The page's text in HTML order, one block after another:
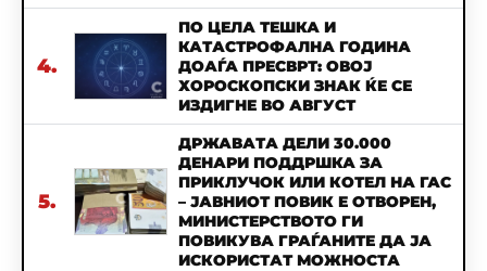
4.
ПО ЦЕЛА ТЕШКА И
КАТАСТРОФАЛНА ГОДИНА
ДОАЃА ПРЕСВРТ: ОВОЈ
ХОРОСКОПСКИ ЗНАК ЌЕ СЕ
ИЗДИГНЕ ВО АВГУСТ
5.
ДРЖАВАТА ДЕЛИ 30.000
ДЕНАРИ ПОДДРШКА ЗА
ПРИКЛУЧОК ИЛИ КОТЕЛ НА ГАС
– ЈАВНИОТ ПОВИК Е ОТВОРЕН,
МИНИСТЕРСТВОТО ГИ
ПОВИКУВА ГРАЃАНИТЕ ДА ЈА
ИСКОРИСТАТ МОЖНОСТА